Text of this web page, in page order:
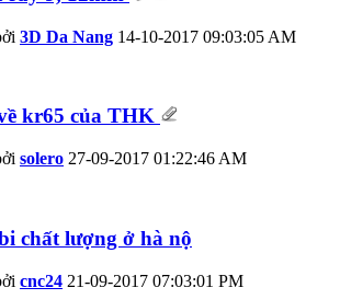
3D Da Nang 14-10-2017 09:03:05 AM
kr65 của THK
solero 27-09-2017 01:22:46 AM
chất lượng ở hà nộ
cnc24 21-09-2017 07:03:01 PM